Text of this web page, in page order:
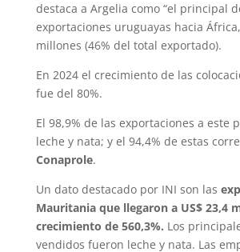
destaca a Argelia como “el principal
exportaciones uruguayas hacia África,
millones (46% del total exportado).
En 2024 el crecimiento de las
fue del 80%.
El 98,9% de las exportaciones a este
leche y nata; y el 94,4% de estas
Conaprole.
Un dato destacado por INI son las
Mauritania que llegaron a US$ 23,4
crecimiento de 560,3%. Los
vendidos fueron leche y nata. Las